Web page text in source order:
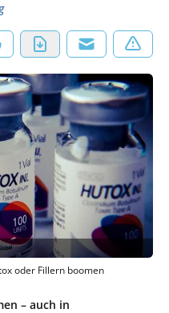
oder Fillern boomen
– auch in